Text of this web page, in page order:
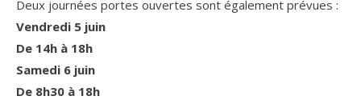
Deux journées portes ouvertes sont également prévues :
Vendredi 5 juin
De 14h à 18h
Samedi 6 juin
De 8h30 à 18h